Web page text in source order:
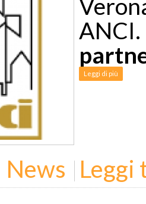
Leggi di più
News Leggi